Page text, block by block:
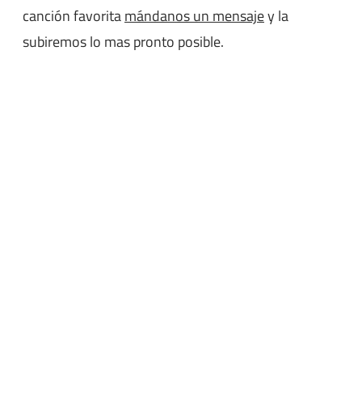
canción favoritamándanos un mensajey la
subiremos lo mas pronto posible.